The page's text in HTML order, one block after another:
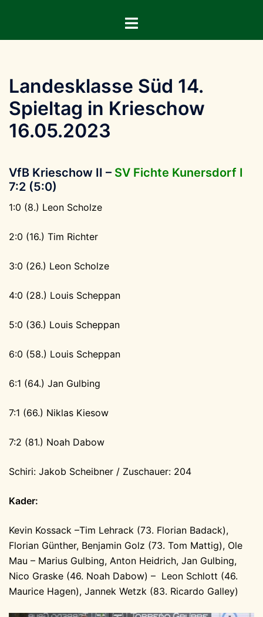
springen
Menü
Landesklasse Süd 14.
Spieltag in Krieschow
16.05.2023
VfB Krieschow II – SV Fichte Kunersdorf I
7:2 (5:0)
1:0 (8.) Leon Scholze
2:0 (16.) Tim Richter
3:0 (26.) Leon Scholze
4:0 (28.) Louis Scheppan
5:0 (36.) Louis Scheppan
6:0 (58.) Louis Scheppan
6:1 (64.) Jan Gulbing
7:1 (66.) Niklas Kiesow
7:2 (81.) Noah Dabow
Schiri: Jakob Scheibner / Zuschauer: 204
Kader:
Kevin Kossack –Tim Lehrack (73. Florian Badack),
Florian Günther, Benjamin Golz (73. Tom Mattig), Ole
Mau – Marius Gulbing, Anton Heidrich, Jan Gulbing,
Nico Graske (46. Noah Dabow) – Leon Schlott (46.
Maurice Hagen), Jannek Wetzk (83. Ricardo Galley)